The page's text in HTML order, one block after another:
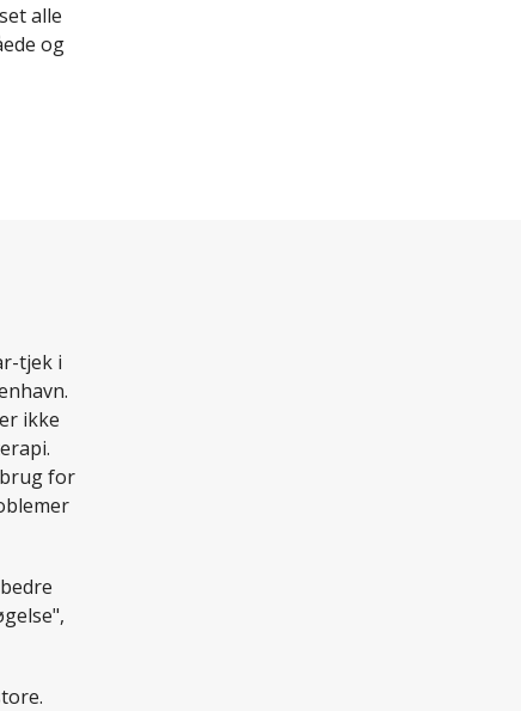
alle
og
for